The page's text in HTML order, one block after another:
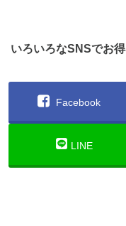
いろいろなSNSでお
Facebook
LINE